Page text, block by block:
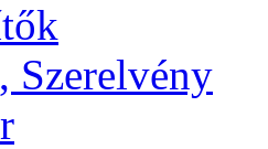
Szerelvény